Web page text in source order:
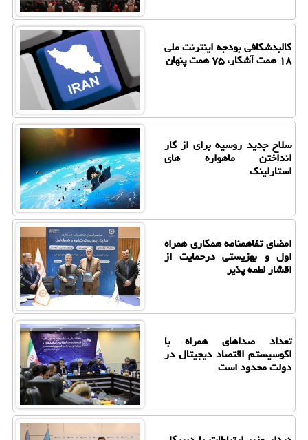
کالبدشکافی بودجه اینترنت ملی
۱۸ همت آشکار، ۷۵ همت پنهان
سلاح جدید روسیه برای از کار
انداختن ماهواره های
استارلینک
امضای تفاهمنامه همکاری همراه
اول و بهزیستی درحمایت از
اقشار لطمه پذیر
تعداد صداهای همراه با
اکوسیستم اقتصاد دیجیتال در
دولت محدود است